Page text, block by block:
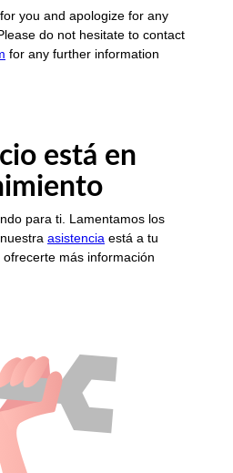
you and apologize for any
do not hesitate to contact
for any further information
está en
para ti. Lamentamos los
asistencia está a tu
más información